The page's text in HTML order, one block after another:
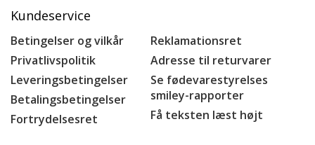
Kundeservice
Betingelser og vilkår
Privatlivspolitik
Leveringsbetingelser
Betalingsbetingelser
Fortrydelsesret
Reklamationsret
Adresse til returvarer
Se fødevarestyrelses
smiley-rapporter
Få teksten læst højt